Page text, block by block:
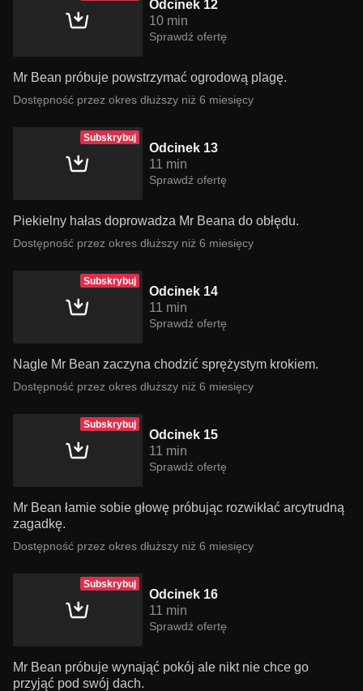
Odcinek 12
10 min
Sprawdź ofertę
Mr Bean próbuje powstrzymać ogrodową plagę.
Dostępność przez okres dłuższy niż 6 miesięcy
Subskrybuj
Odcinek 13
11 min
Sprawdź ofertę
Piekielny hałas doprowadza Mr Beana do obłędu.
Dostępność przez okres dłuższy niż 6 miesięcy
Subskrybuj
Odcinek 14
11 min
Sprawdź ofertę
Nagle Mr Bean zaczyna chodzić sprężystym krokiem.
Dostępność przez okres dłuższy niż 6 miesięcy
Subskrybuj
Odcinek 15
11 min
Sprawdź ofertę
Mr Bean łamie sobie głowę próbując rozwikłać arcytrudną
zagadkę.
Dostępność przez okres dłuższy niż 6 miesięcy
Subskrybuj
Odcinek 16
11 min
Sprawdź ofertę
Mr Bean próbuje wynająć pokój ale nikt nie chce go
przyjąć pod swój dach.